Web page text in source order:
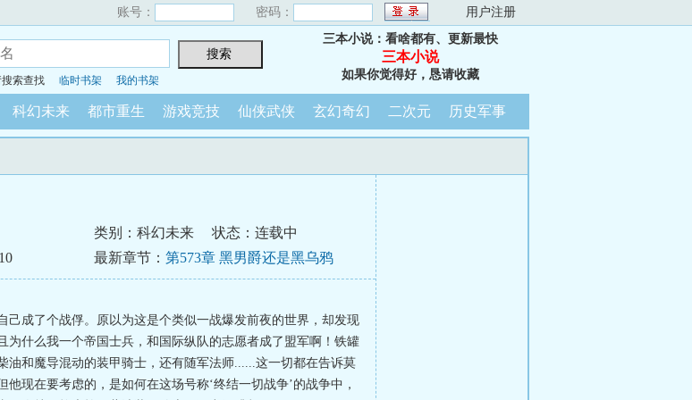
账号： 密码： 用户注册
索查找 临时书架 我的书架
三本小说：看啥都有、更新最快
三本小说
如果你觉得好，恳请收藏
科幻未来 都市重生 游戏竞技 仙侠武侠 玄幻奇幻 二次元 历史军事
类别：科幻未来
状态：连载中
最新章节： 第573章 黑男爵还是黑乌鸦
己成了个战俘。原以为这是个类似一战爆发前夜的世界，却发现
为什么我一个帝国士兵，和国际纵队的志愿者成了盟军啊！铁罐
油和魔导混动的装甲骑士，还有随军法师......这一切都在告诉莫
现在要考虑的，是如何在这场号称‘终结一切战争’的战争中，